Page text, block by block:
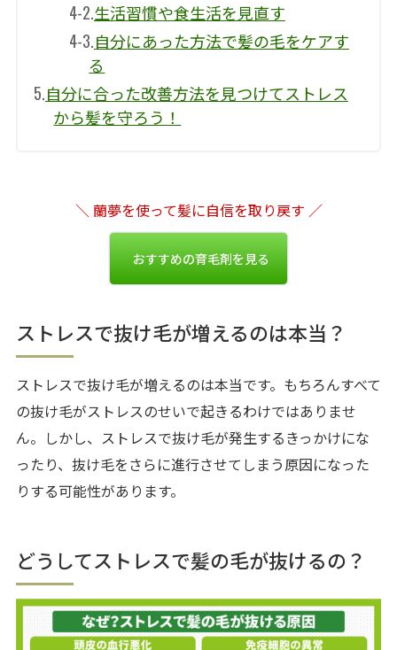
4-2.生活習慣や食生活を見直す
4-3.自分にあった方法で髪の毛をケアす
る
5.自分に合った改善方法を見つけてストレス
から髪を守ろう！
＼ 蘭夢を使って髪に自信を取り戻す ／
おすすめの育毛剤を見る
ストレスで抜け毛が増えるのは本当？
ストレスで抜け毛が増えるのは本当です。もちろんすべて
の抜け毛がストレスのせいで起きるわけではありませ
ん。しかし、ストレスで抜け毛が発生するきっかけにな
ったり、抜け毛をさらに進行させてしまう原因になった
りする可能性があります。
どうしてストレスで髪の毛が抜けるの？